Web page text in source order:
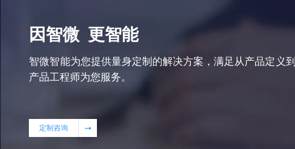
因智微 更智能
智微智能为您提供量身定制的解决方案，满足从产品定义
产品工程师为您服务。
定制咨询